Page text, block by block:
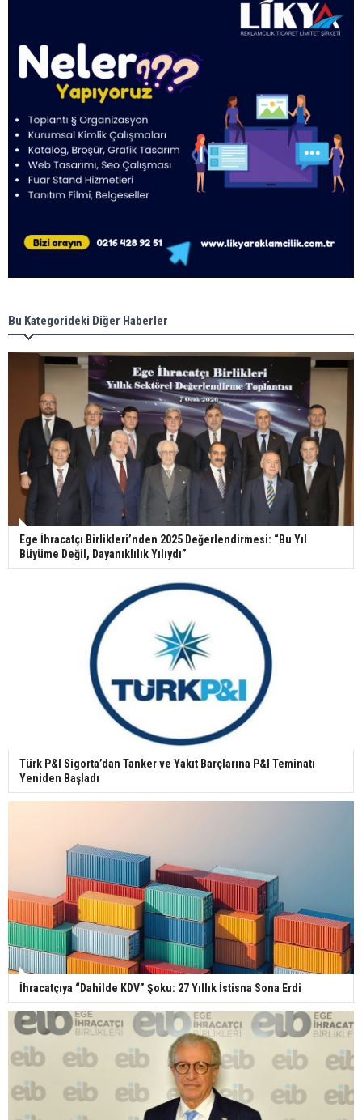
Bu Kategorideki Diğer Haberler
Ege İhracatçı Birlikleri’nden 2025 Değerlendirmesi: “Bu Yıl
Büyüme Değil, Dayanıklılık Yılıydı”
Türk P&I Sigorta’dan Tanker ve Yakıt Barçlarına P&I Teminatı
Yeniden Başladı
İhracatçıya “Dahilde KDV” Şoku: 27 Yıllık İstisna Sona Erdi